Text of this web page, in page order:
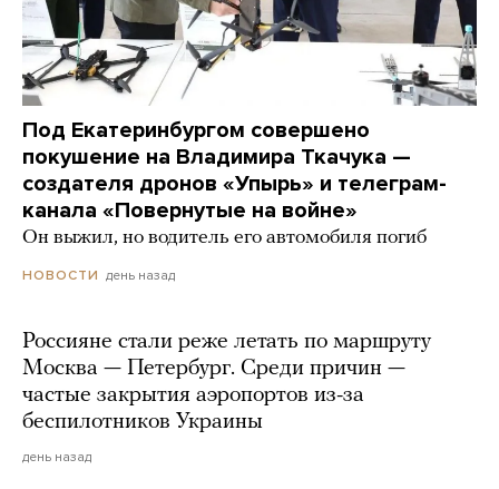
Под Екатеринбургом совершено
покушение на Владимира Ткачука —
создателя дронов «Упырь» и телеграм-
канала «Повернутые на войне»
Он выжил, но водитель его автомобиля погиб
НОВОСТИ день назад
Россияне стали реже летать по маршруту
Москва — Петербург. Среди причин —
частые закрытия аэропортов из-за
беспилотников Украины
день назад